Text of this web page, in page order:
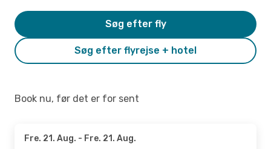
Søg efter flyrejse + hotel
Søg efter fly
Book nu, før det er for sent
Fre. 21. Aug. - Fre. 21. Aug.